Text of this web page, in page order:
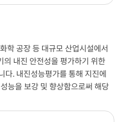
학 공장 등 대규모 산업시설에서
의 내진 안전성을 평가하기 위한
다. 내진성능평가를 통해 지진에
능을 보강 및 향상함으로써 해당